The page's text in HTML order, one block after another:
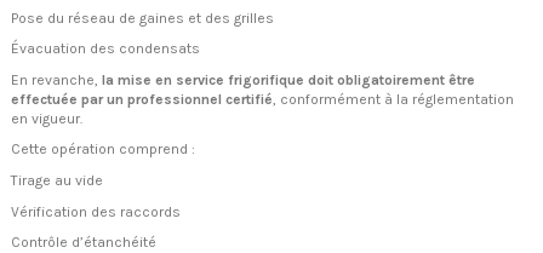
Pose du réseau de gaines et des grilles
Évacuation des condensats
En revanche, la mise en service frigorifique doit obligatoirement être
effectuée par un professionnel certifié, conformément à la réglementation
en vigueur.
Cette opération comprend :
Tirage au vide
Vérification des raccords
Contrôle d’étanchéité